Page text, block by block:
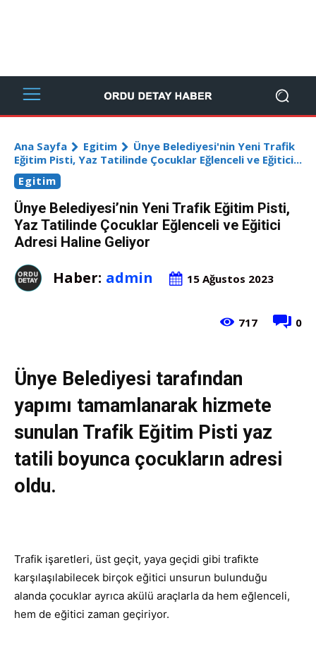
Ana Sayfa Egitim
Ünye Belediyesi'nin Yeni Trafik
Eğitim Pisti, Yaz Tatilinde Çocuklar Eğlenceli ve Eğitici...
Egitim
Ünye Belediyesi’nin Yeni Trafik Eğitim Pisti,
Yaz Tatilinde Çocuklar Eğlenceli ve Eğitici
Adresi Haline Geliyor
Haber: admin 15 Ağustos 2023
0
717
Ünye Belediyesi tarafından
yapımı tamamlanarak hizmete
sunulan Trafik Eğitim Pisti yaz
tatili boyunca çocukların adresi
oldu.
Trafik işaretleri, üst geçit, yaya geçidi gibi trafikte
karşılaşılabilecek birçok eğitici unsurun bulunduğu
alanda çocuklar ayrıca akülü araçlarla da hem eğlenceli,
hem de eğitici zaman geçiriyor.